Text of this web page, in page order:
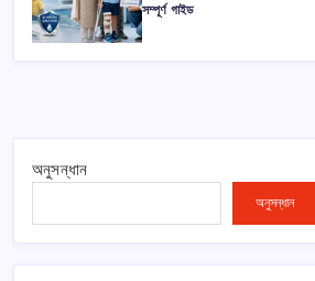
সম্পূর্ণ গাইড
অনুসন্ধান
অনুসন্ধান